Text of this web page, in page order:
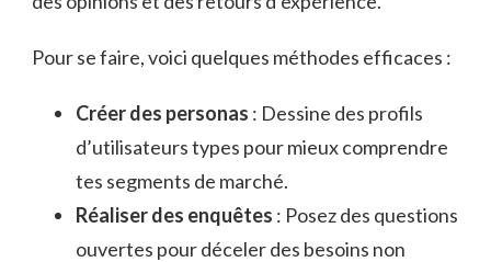
Pour se faire, voici quelques méthodes efficaces :
Créer des personas : Dessine des profils
d’utilisateurs types pour mieux comprendre
tes segments de marché.
Réaliser des enquêtes : Posez des questions
ouvertes pour déceler des besoins non